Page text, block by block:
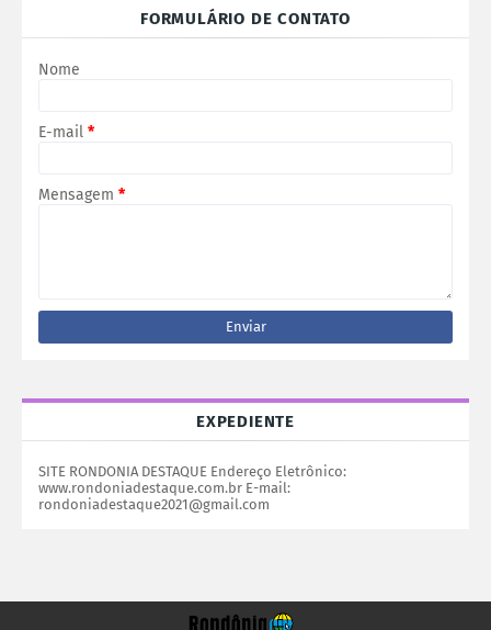
FORMULÁRIO DE CONTATO
Nome
E-mail *
Mensagem *
EXPEDIENTE
SITE RONDONIA DESTAQUE Endereço Eletrônico:
www.rondoniadestaque.com.br E-mail:
rondoniadestaque2021@gmail.com